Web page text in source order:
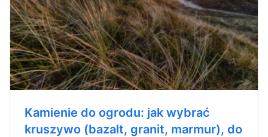
Kamienie do ogrodu: jak wybrać
kruszywo (bazalt, granit, marmur), do